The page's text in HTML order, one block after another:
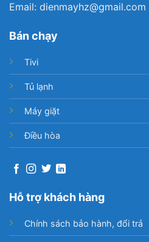
Email: dienmayhz@gmail.com
Bán chạy
Tivi
Tủ lạnh
Máy giặt
Điều hòa
Hỗ trợ khách hàng
Chính sách bảo hành, đổi trả